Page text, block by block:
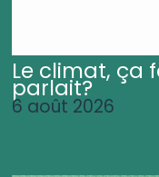
Le climat, ça
parlait?
6 août 2026